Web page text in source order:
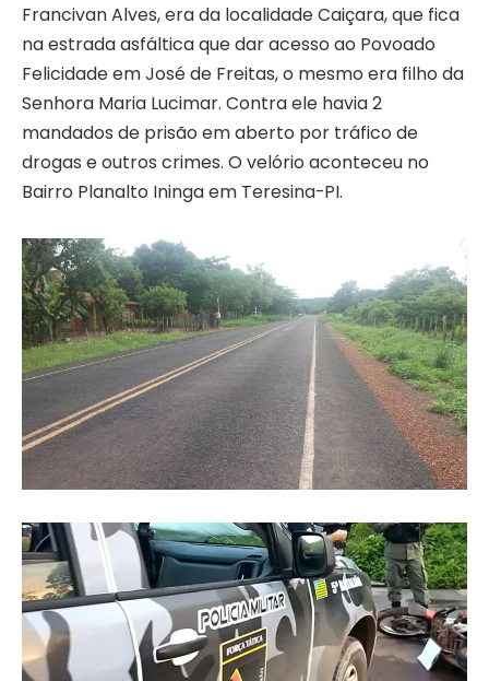
Francivan Alves, era da localidade Caiçara, que fica
na estrada asfáltica que dar acesso ao Povoado
Felicidade em José de Freitas, o mesmo era filho da
Senhora Maria Lucimar. Contra ele havia 2
mandados de prisão em aberto por tráfico de
drogas e outros crimes. O velório aconteceu no
Bairro Planalto Ininga em Teresina-PI.